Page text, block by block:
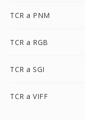
TCR a PNM
TCR a RGB
TCR a SGI
TCR a VIFF